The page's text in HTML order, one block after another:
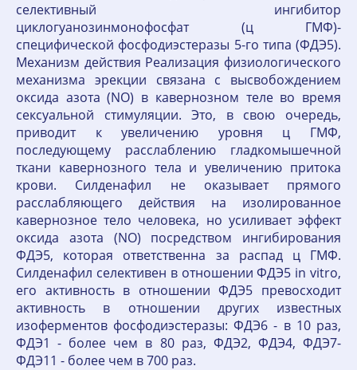
селективный ингибитор
циклогуанозинмонофосфат (ц ГМФ)-
специфической фосфодиэстеразы 5-го типа (ФДЭ5).
Механизм действия Реализация физиологического
механизма эрекции связана с высвобождением
оксида азота (NО) в кавернозном теле во время
сексуальной стимуляции. Это, в свою очередь,
приводит к увеличению уровня ц ГМФ,
последующему расслаблению гладкомышечной
ткани кавернозного тела и увеличению притока
крови. Силденафил не оказывает прямого
расслабляющего действия на изолированное
кавернозное тело человека, но усиливает эффект
оксида азота (NО) посредством ингибирования
ФДЭ5, которая ответственна за распад ц ГМФ.
Силденафил селективен в отношении ФДЭ5 in vitro,
его активность в отношении ФДЭ5 превосходит
активность в отношении других известных
изоферментов фосфодиэстеразы: ФДЭ6 - в 10 раз,
ФДЭ1 - более чем в 80 раз, ФДЭ2, ФДЭ4, ФДЭ7-
ФДЭ11 - более чем в 700 раз.